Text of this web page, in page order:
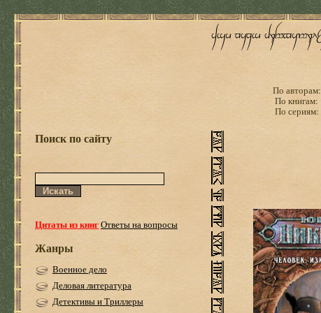
По авторам:
По книгам:
По сериям:
Поиск по сайту
Цитаты из книгОтветы на вопросы
Жанры
Военное дело
Деловая литература
Детективы и Триллеры